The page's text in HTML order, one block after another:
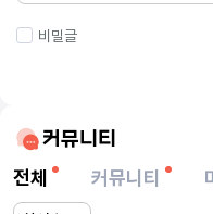
비밀글
커뮤니티
전체
커뮤니티